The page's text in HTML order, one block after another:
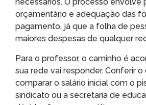
necessários. O processo envolve
orçamentário e adequação das
pagamento, já que a folha de
maiores despesas de qualquer
Para o professor, o caminho é
sua rede vai responder. Conferir
comparar o salário inicial com o
sindicato ou a secretaria de